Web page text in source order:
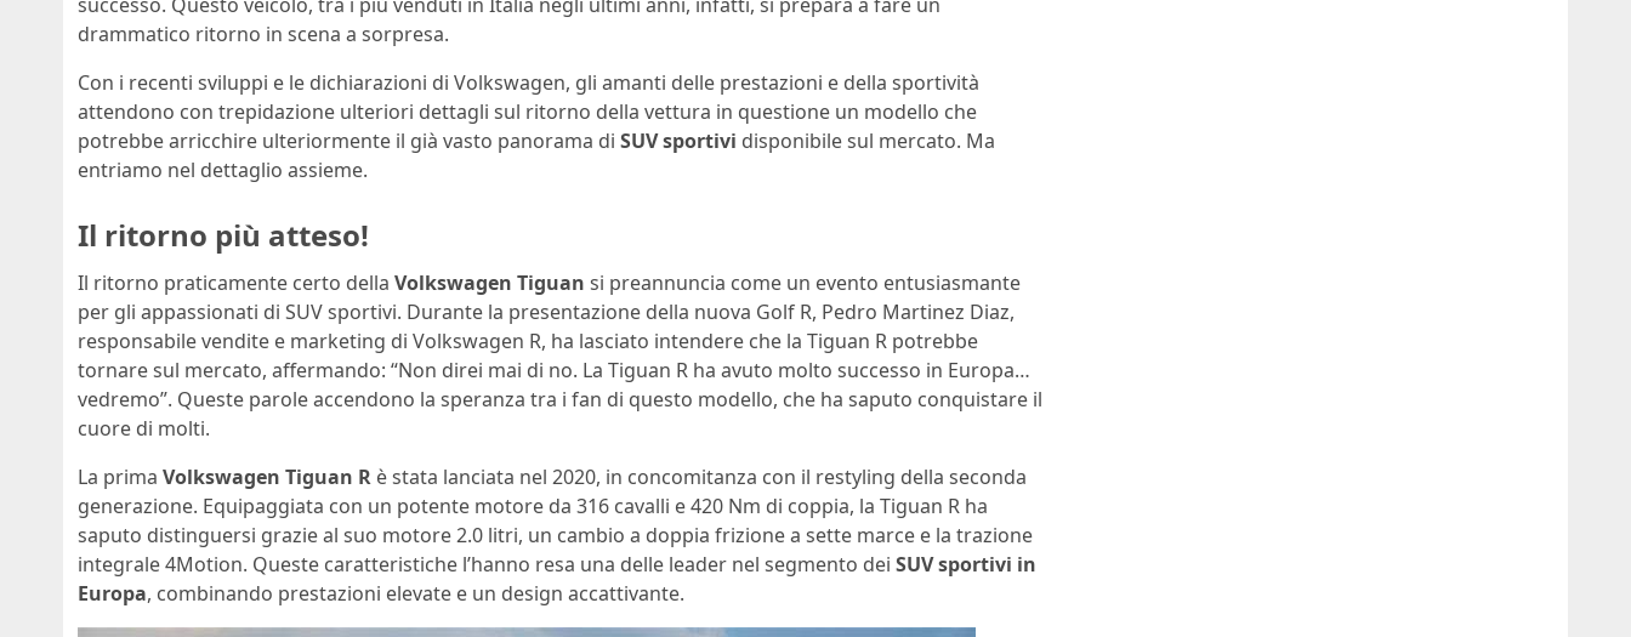
drammatico ritorno in scena a sorpresa.
Con i recenti sviluppi e le dichiarazioni di Volkswagen, gli amanti delle prestazioni e della sportività
attendono con trepidazione ulteriori dettagli sul ritorno della vettura in questione un modello che
potrebbe arricchire ulteriormente il già vasto panorama di SUV sportivi disponibile sul mercato. Ma
entriamo nel dettaglio assieme.
Il ritorno più atteso!
Il ritorno praticamente certo della Volkswagen Tiguan si preannuncia come un evento entusiasmante
per gli appassionati di SUV sportivi. Durante la presentazione della nuova Golf R, Pedro Martinez Diaz,
responsabile vendite e marketing di Volkswagen R, ha lasciato intendere che la Tiguan R potrebbe
tornare sul mercato, affermando: “Non direi mai di no. La Tiguan R ha avuto molto successo in Europa…
vedremo”. Queste parole accendono la speranza tra i fan di questo modello, che ha saputo conquistare il
cuore di molti.
La prima Volkswagen Tiguan R è stata lanciata nel 2020, in concomitanza con il restyling della seconda
generazione. Equipaggiata con un potente motore da 316 cavalli e 420 Nm di coppia, la Tiguan R ha
saputo distinguersi grazie al suo motore 2.0 litri, un cambio a doppia frizione a sette marce e la trazione
integrale 4Motion. Queste caratteristiche l’hanno resa una delle leader nel segmento dei SUV sportivi in
Europa, combinando prestazioni elevate e un design accattivante.